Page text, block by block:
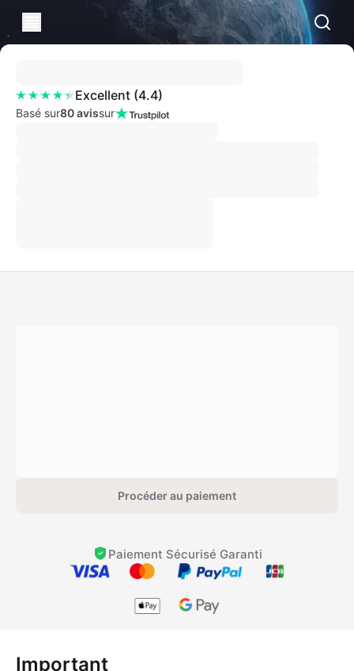
Excellent (4.4)
Basé sur80 avissur
Procéder au paiement
Paiement Sécurisé Garanti
Important